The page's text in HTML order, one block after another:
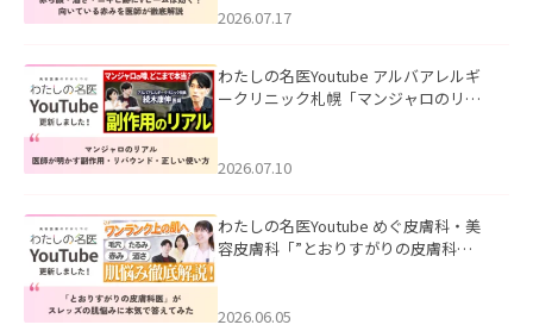
した。
2026.07.17
わたしの名医Youtube アルバアレルギ
ークリニック札幌「マンジャロのリア
た。
2026.07.10
わたしの名医Youtube めぐ皮膚科・美
容皮膚科「”とおりすがりの皮膚科
2026.06.05